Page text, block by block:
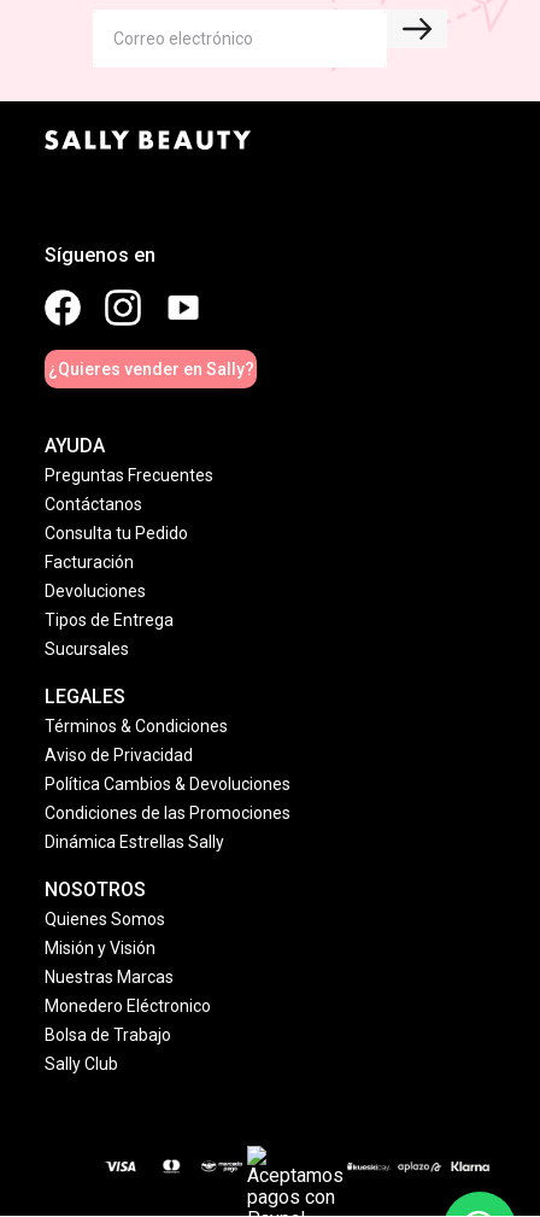
Síguenos en
¿Quieres vender en Sally?
AYUDA
Preguntas Frecuentes
Contáctanos
Consulta tu Pedido
Facturación
Devoluciones
Tipos de Entrega
Sucursales
LEGALES
Términos & Condiciones
Aviso de Privacidad
Política Cambios & Devoluciones
Condiciones de las Promociones
Dinámica Estrellas Sally
NOSOTROS
Quienes Somos
Misión y Visión
Nuestras Marcas
Monedero Eléctronico
Bolsa de Trabajo
Sally Club